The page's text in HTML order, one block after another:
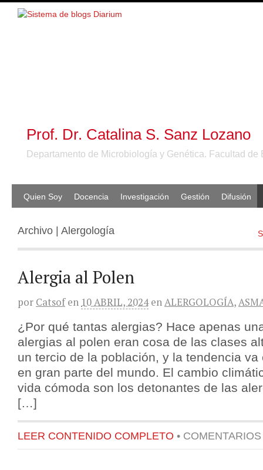
Prof. Dr. Catalina S. Sanz Lozano
Departamento de Microbiología y Genética. Facultad de
Quien Soy Docencia Investigación Gestión Difusión
Archivo | Alergología
Alergia al Polen
por Catsof en 10 ABRIL, 2024 enALERGOLOGÍA,
¿Por qué tantas alergias? Hace apenas
alergias al polen eran cosa de las clases
un tercio de la población, y la tendencia
en gran parte del mundo. El cambio
vida cómoda son los detonantes de las
[…]
LEER CONTENIDO COMPLETO •